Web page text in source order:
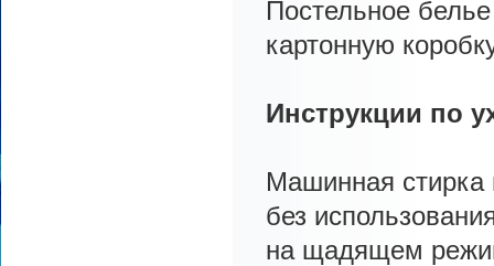
Постельное
картонную
Инструкции по
Машинная стирка
без
на щадящем